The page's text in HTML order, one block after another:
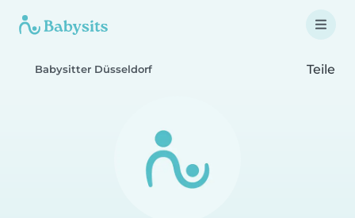
Babysitter Düsseldorf Teile